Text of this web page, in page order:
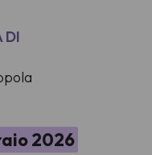
DI
2026